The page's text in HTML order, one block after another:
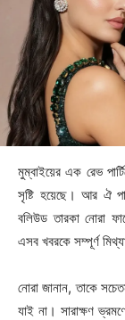
মুম্বাইয়ের এক রেভ
সৃষ্টি হয়েছে। আর ঐ
বলিউড তারকা নোরা
এসব খবরকে সম্পূর্ণ
নোরা জানান, তাকে
যাই না। সারাক্ষণ